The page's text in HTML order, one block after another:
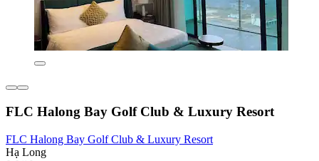
FLC Halong Bay Golf Club & Luxury Resort
FLC Halong Bay Golf Club & Luxury Resort
Hạ Long